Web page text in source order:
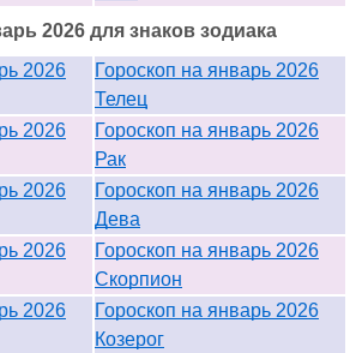
2026 для знаков зодиака
2026
Гороскоп на январь 2026
Телец
2026
Гороскоп на январь 2026
Рак
2026
Гороскоп на январь 2026
Дева
2026
Гороскоп на январь 2026
Скорпион
2026
Гороскоп на январь 2026
Козерог